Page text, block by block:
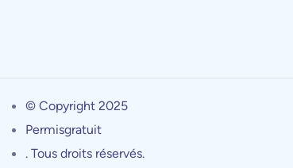
© Copyright 2025
Permisgratuit
. Tous droits réservés.